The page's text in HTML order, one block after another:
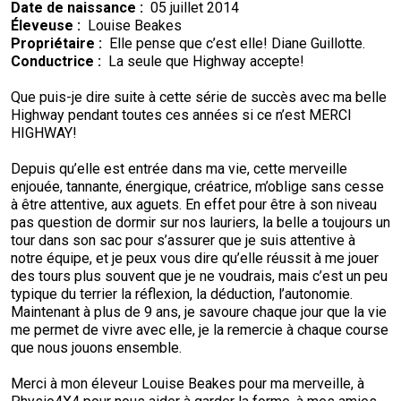
Colley (à poil lisse)
Chien finnois de Laponie
Berger allemand
Berger islandais
Lancashire heeler
Berger américain miniature
Mudi
Lévrier écossais
Drever
Spitz finlandais
Foxhound américain
Foxhound anglais
Grand basset griffon vendéen
Lévrier anglais
Lhasa apso
Lowchen
Caniche (moyen)
Grand caniche
Schipperke
Shiba inu
Shih tzu
Retriever (à poil frisé)
Retriever (à poil plat)
Retriever (doré)
Retriever (Labrador)
Retriever Nova Scotia duck tolling
Setter anglais
Setter Gordon
Fox-terrier (à poil lisse)
Fox-terrier (à poil dur)
Terrier du Glen of Imaal
Terrier irlandais
Terrier Kerry bleu
Terrier Lakeland
Terrier de Manchester
Bichon havanais
Lévrier italien
Chin
Bichon maltais
Nain pinscher
Épagneul papillon
Pékinois
Cane Corso
Chien loup Tchécoslovaque
Doberman pinscher
Dogue de Bordeaux
Entlebucher sennenhund
Eurasier
Grand danois
Concours sur le terrain pour épagneuls de chasse
Sprinter
Travail de flair
Épreuve de pistage
Certificat de travail
Événements non-CCC
Titres de versatilité
Top Dogs multidisciplinaires - 2023
Top Dogs sur le terrain - 2022
Top Dogs en travail sur troupeau - 2022
Top Dogs multidisciplinaires - 2022
Top Dogs en agilité - 2020
Top Dogs sur le terrain - 2020
Top Dogs en travail sur troupeau - 2020
Top Dogs multidisciplinaires - 2020
Top Dogs en rallye - 2021
Top Dogs en agilité - 2021
Top Dogs sur le terrain - 2021
Top Dogs en travail sur troupeau - 2021
Top Dogs multidisciplinaires - 2021
Top Dog en obéissance - 2019
Top Dog en rallye - 2019
Top Dog en agilité - 2019
Top Dog sur le terrain - 2019
Top Dog en travail sur troupeau - 2019
Top Dog multidisciplinaire - 2019
Top Dog en conformation - 2018
Top Dog en obéissance - 2018
Top Dog en rallye - 2018
Top Dog en agilité - 2018
Top Dog sur le terrain - 2018
Top Dog multidisciplinaire - 2018
Top Dogs 2017
TOP DOG en conformation
TOP DOG en obéissance
TOP DOG en rallye
TOP DOG en agilité
TOP DOG pour les concours et épreuves sur le terrain
Les Top Dogs multidisciplinaires
Top Dogs 2016
TOP DOG en conformation
TOP DOG en obéissance
TOP DOG en rallye
TOP DOG en agilité
TOP DOG pour les concours et épreuves sur le terrain
Top Dogs 2015
TOP DOG en conformation
TOP DOG en obéissance
TOP DOG en rallye
TOP DOG en agilité
Livres de règlements et formulaires imprimables
Date de naissance : 05 juillet 2014
Éleveuse : Louise Beakes
Propriétaire : Elle pense que c’est elle! Diane Guillotte.
Conductrice : La seule que Highway accepte!
Que puis-je dire suite à cette série de succès avec ma belle
Highway pendant toutes ces années si ce n’est MERCI
HIGHWAY!
Depuis qu’elle est entrée dans ma vie, cette merveille
enjouée, tannante, énergique, créatrice, m’oblige sans cesse
à être attentive, aux aguets. En effet pour être à son niveau
pas question de dormir sur nos lauriers, la belle a toujours un
tour dans son sac pour s’assurer que je suis attentive à
notre équipe, et je peux vous dire qu’elle réussit à me jouer
des tours plus souvent que je ne voudrais, mais c’est un peu
typique du terrier la réflexion, la déduction, l’autonomie.
Maintenant à plus de 9 ans, je savoure chaque jour que la vie
me permet de vivre avec elle, je la remercie à chaque course
que nous jouons ensemble.
Merci à mon éleveur Louise Beakes pour ma merveille, à